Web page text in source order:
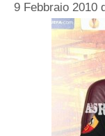
9 Febbraio 2010